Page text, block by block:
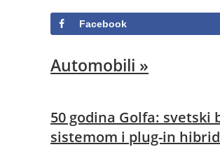
Facebook
Automobili »
50 godina Golfa:
sistemom i plug-in